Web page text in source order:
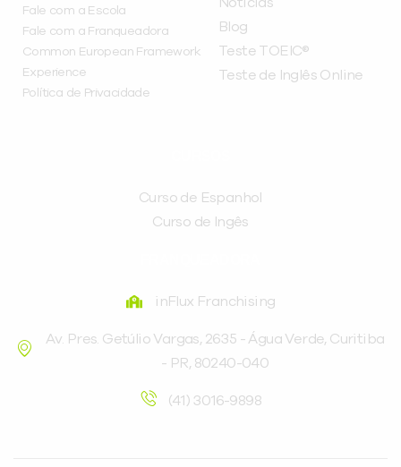
Fale com a Escola
Fale com a Franqueadora
Common European Framework
Experience
Política de Privacidade
Blog
Teste TOEIC®
Teste de Inglês Online
Curso de Espanhol
Curso de Ingês
inFlux Franchising
Av. Pres. Getúlio Vargas, 2635 - Água Verde, Curitiba
- PR, 80240-040
(41) 3016-9898